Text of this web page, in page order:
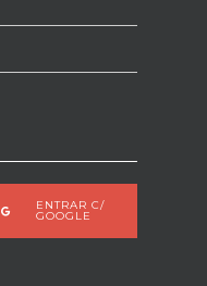
ENTRAR C/
GOOGLE